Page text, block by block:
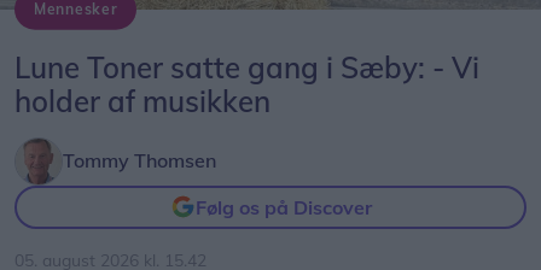
naturmaterialer. Vi arbejder på at udbedre det, og
tilgængelig, siger Sara Løvschall Grøntved.
Hun pointerer samtidig, at langt størstedelen af
legepladsen er i brug og ingen anmærkninger har
fået ved det årlige tilsyn.
Mennesker
Lune Toner satte gang i Sæby: - Vi
holder af musikken
Tommy Thomsen
Følg os på Discover
05. august 2026 kl. 15.42